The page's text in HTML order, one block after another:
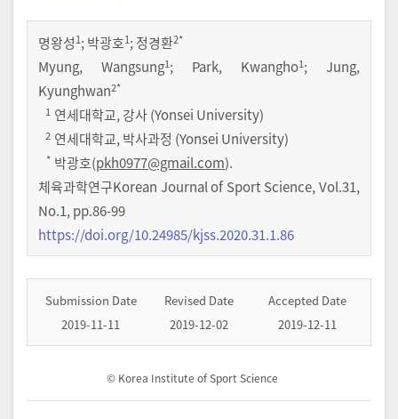
명왕성1;박광호1;정경환2*
Myung, Wangsung1; Park, Kwangho1; Jung,
Kyunghwan2*
1 연세대학교, 강사 (Yonsei University)
2 연세대학교, 박사과정 (Yonsei University)
* 박광호(pkh0977@gmail.com).
체육과학연구Korean Journal of Sport Science,Vol.31,
No.1,pp.86-99
https://doi.org/10.24985/kjss.2020.31.1.86
Submission Date
2019-11-11
Revised Date
2019-12-02
Accepted Date
2019-12-11
© Korea Institute of Sport Science